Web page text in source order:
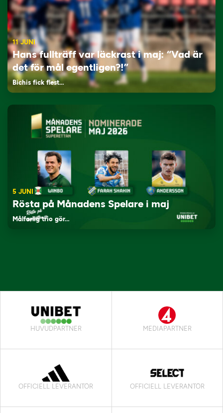
11 JUNI
Hans fullträff var läckrast i maj: “Vad är
det för mål egentligen?!”
Bichis fick flest…
5 JUNI
Rösta på Månadens Spelare i maj
Målfarlig trio gör…
HUVUDPARTNER MEDIAPARTNER
OFFICIELL LEVERANTÖR OFFICIELL LEVERANTÖR